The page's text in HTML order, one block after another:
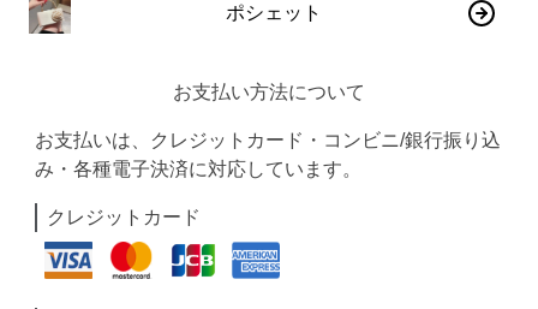
ポシェット
お支払い方法について
お支払いは、クレジットカード・コンビニ/銀行振り込
み・各種電子決済に対応しています。
クレジットカード